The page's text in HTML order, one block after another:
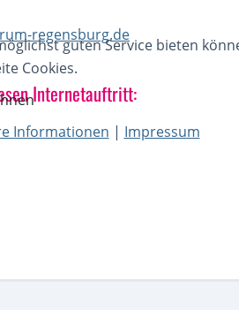
regensburg.de
Internetauftritt:
guten Service bieten
Cookies.
Informationen | Impressum